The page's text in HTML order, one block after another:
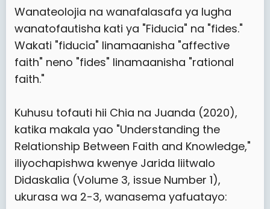
Wanateolojia na wanafalasafa ya lugha
wanatofautisha kati ya "Fiducia" na "fides."
Wakati "fiducia" linamaanisha "affective
faith" neno "fides" linamaanisha "rational
faith."
Kuhusu tofauti hii Chia na Juanda (2020),
katika makala yao "Understanding the
Relationship Between Faith and Knowledge,"
iliyochapishwa kwenye Jarida liitwalo
Didaskalia (Volume 3, issue Number 1),
ukurasa wa 2-3, wanasema yafuatayo: